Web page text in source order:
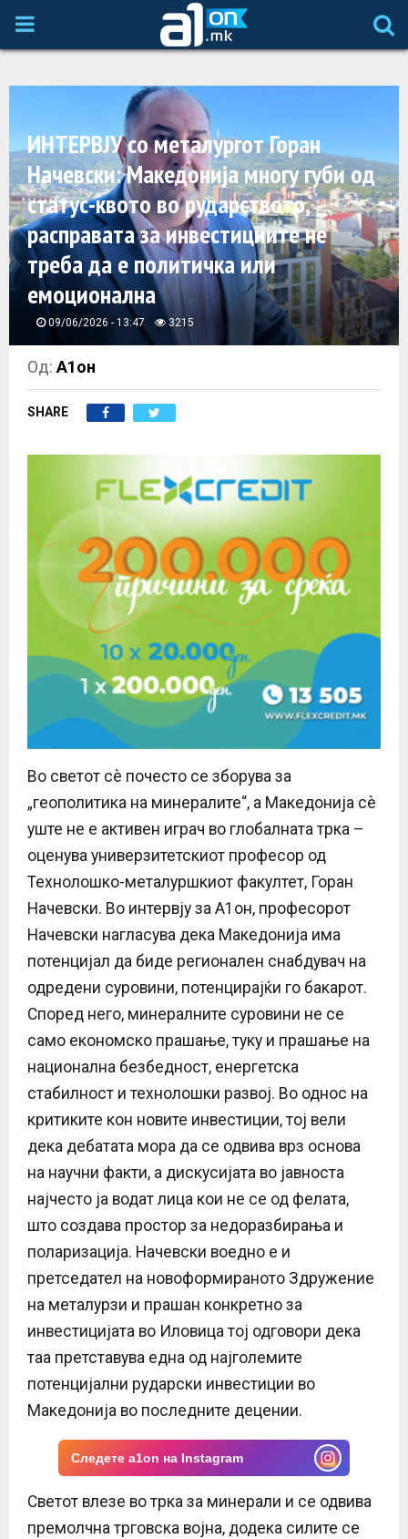
P
M
A
R
M
E
ИНТЕРВЈУ со металургот Горан
Начевски: Македонија многу губи од
статус-квото во рударството,
расправата за инвестициите не
треба да е политичка или
емоционална
09/06/2026 - 13:47 3215
Од:А1он
SHARE
Во светот сѐ почесто се зборува за
„геополитика на минералите“, а Македонија сѐ
уште не е активен играч во глобалната трка –
оценува универзитетскиот професор од
Технолошко-металуршкиот факултет, Горан
Начевски. Во интервју за А1он, професорот
Начевски нагласува дека Македонија има
потенцијал да биде регионален снабдувач на
одредени суровини, потенцирајќи го бакарот.
Според него, минералните суровини не се
само економско прашање, туку и прашање на
национална безбедност, енергетска
стабилност и технолошки развој. Во однос на
критиките кон новите инвестиции, тој вели
дека дебатата мора да се одвива врз основа
на научни факти, а дискусијата во јавноста
најчесто ја водат лица кои не се од фелата,
што создава простор за недоразбирања и
поларизација. Начевски воедно е и
претседател на новоформираното Здружение
на металурзи и прашан конкретно за
инвестицијата во Иловица тој одговори дека
таа претставува една од најголемите
потенцијални рударски инвестиции во
Македонија во последните децении.
Следете a1on на Instagram
Светот влезе во трка за минерали и се одвива
премолчна трговска војна, додека силите се